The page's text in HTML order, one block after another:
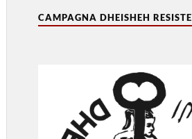
CAMPAGNA DHEISHEH RESISTE